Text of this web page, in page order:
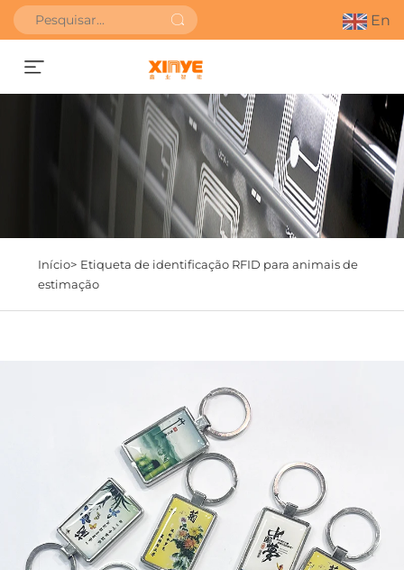
En
SOLICITAR ORÇAMENTO
Início> Etiqueta de identificação RFID para animais de
estimação